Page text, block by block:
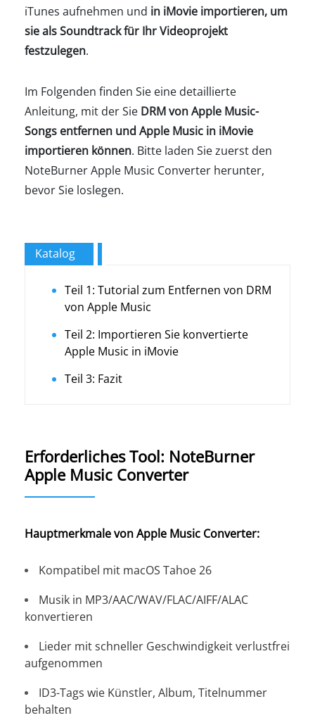
iTunes aufnehmen und in iMovie importieren, um
sie als Soundtrack für Ihr Videoprojekt
festzulegen.
Im Folgenden finden Sie eine detaillierte
Anleitung, mit der Sie DRM von Apple Music-
Songs entfernen und Apple Music in iMovie
importieren können. Bitte laden Sie zuerst den
NoteBurner Apple Music Converter herunter,
bevor Sie loslegen.
Katalog
Teil 1: Tutorial zum Entfernen von DRM
von Apple Music
Teil 2: Importieren Sie konvertierte
Apple Music in iMovie
Teil 3: Fazit
Erforderliches Tool: NoteBurner
Apple Music Converter
Hauptmerkmale von Apple Music Converter:
Kompatibel mit macOS Tahoe 26
Musik in MP3/AAC/WAV/FLAC/AIFF/ALAC
konvertieren
Lieder mit schneller Geschwindigkeit verlustfrei
aufgenommen
ID3-Tags wie Künstler, Album, Titelnummer
behalten